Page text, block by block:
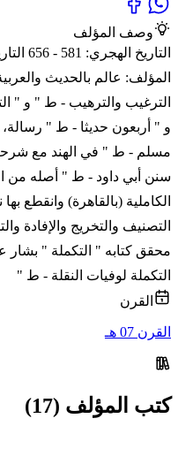
وصف المؤلف
المؤلف: عالم بالحديث
الترغيب والترهيب - ط " و "
و " أربعون حديثا - ط "
مسلم - ط " في الهند مع
سنن أبي داود - ط " أصله من
الكاملية (بالقاهرة) وانقطع
التصنيف والتخريج والإفادة
محقق كتابه " التكملة " بشار
التكملة لوفيات النقلة - ط "
القرن
القرن 07 هـ
كتب المؤلف (17)